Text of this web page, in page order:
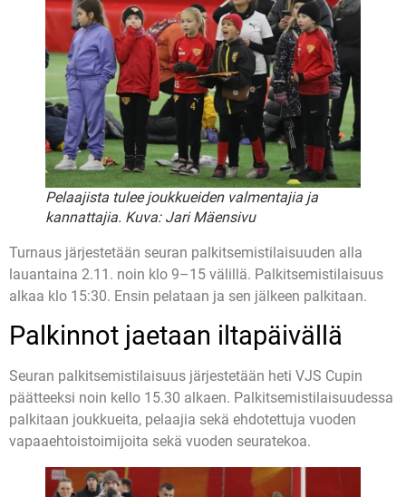
Pelaajista tulee joukkueiden valmentajia ja
kannattajia. Kuva: Jari Mäensivu
Turnaus järjestetään seuran palkitsemistilaisuuden alla
lauantaina 2.11. noin klo 9–15 välillä. Palkitsemistilaisuus
alkaa klo 15:30. Ensin pelataan ja sen jälkeen palkitaan.
Palkinnot jaetaan iltapäivällä
Seuran palkitsemistilaisuus järjestetään heti VJS Cupin
päätteeksi noin kello 15.30 alkaen. Palkitsemistilaisuudessa
palkitaan joukkueita, pelaajia sekä ehdotettuja vuoden
vapaaehtoistoimijoita sekä vuoden seuratekoa.